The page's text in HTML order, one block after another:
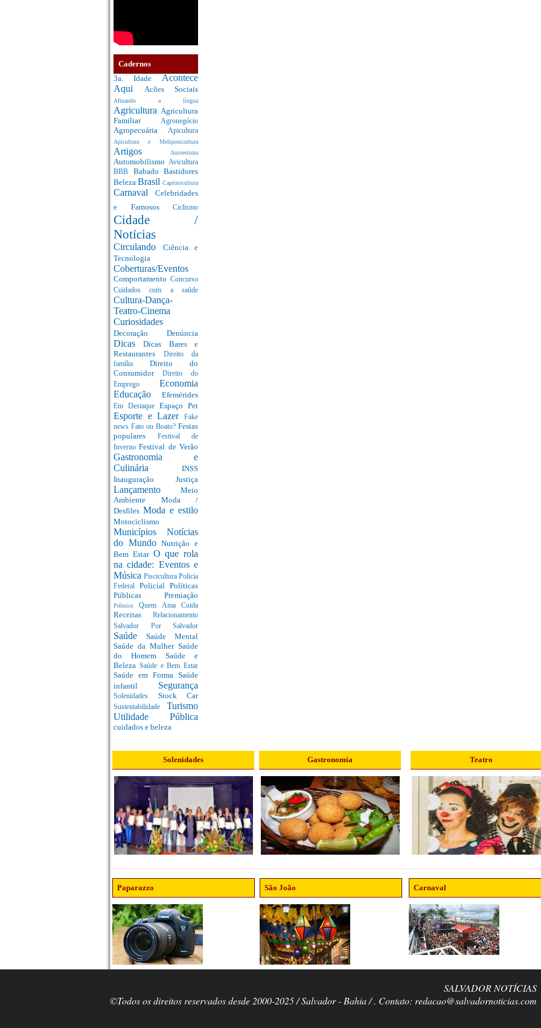
Cadernos
3a. Idade Acontece
Aqui Acões Sociais
Afinando a língua
Agricultura Agricultura
Familiar Agronegócio
Agropecuária Apicultura
Apicultura e Meliponicultura
Artigos Autoestima
Automobilismo Avicultura
BBB Babado Bastidores
Beleza Brasil Caprinocultura
Carnaval Celebridades
e Famosos Ciclismo
Cidade /
Notícias
Circulando Ciência e
Tecnologia
Coberturas/Eventos
Comportamento Concurso
Cuidados com a saúde
Cultura-Dança-
Teatro-Cinema
Curiosidades
Decoração Denúncia
DicasDicas Bares e
Restaurantes
Direito da
família Direito do
Consumidor Direito do
Emprego Economia
Educação Efemérides
Em Destaque Espaço Pet
Esporte e Lazer
Fake
news Fato ou Boato? Festas
populares
Festival de
InvernoFestival de Verão
Gastronomia e
Culinária INSS
Inauguração Justiça
Lançamento Meio
Ambiente Moda /
Desfiles Moda e estilo
Motociclismo
Municípios Notícias
do MundoNutrição e
Bem Estar O que rola
na cidade: Eventos e
Música Piscicultura Policia
Federal Policial Políticas
Públicas Premiação
PrêmiosQuem Ama Cuida
Receitas Relacionamento
Salvador Por Salvador
Saúde Saúde Mental
Saúde da Mulher Saúde
do Homem Saúde e
Beleza Saúde e Bem Estar
Saúde em Forma Saúde
infantil Segurança
Solenidades Stock Car
Sustentabilidade Turismo
Utilidade Pública
cuidados e beleza
Solenidades Gastronomia Teatro
Paparazzo São João Carnaval
SALVADOR NOTÍCIAS
©Todos os direitos reservados desde 2000-2025 / Salvador - Bahia / . Contato: redacao@salvadornoticias.com